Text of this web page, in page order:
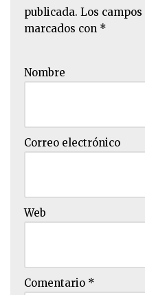
publicada. Los
marcados con *
Nombre
Correo electrónico
Web
Comentario *